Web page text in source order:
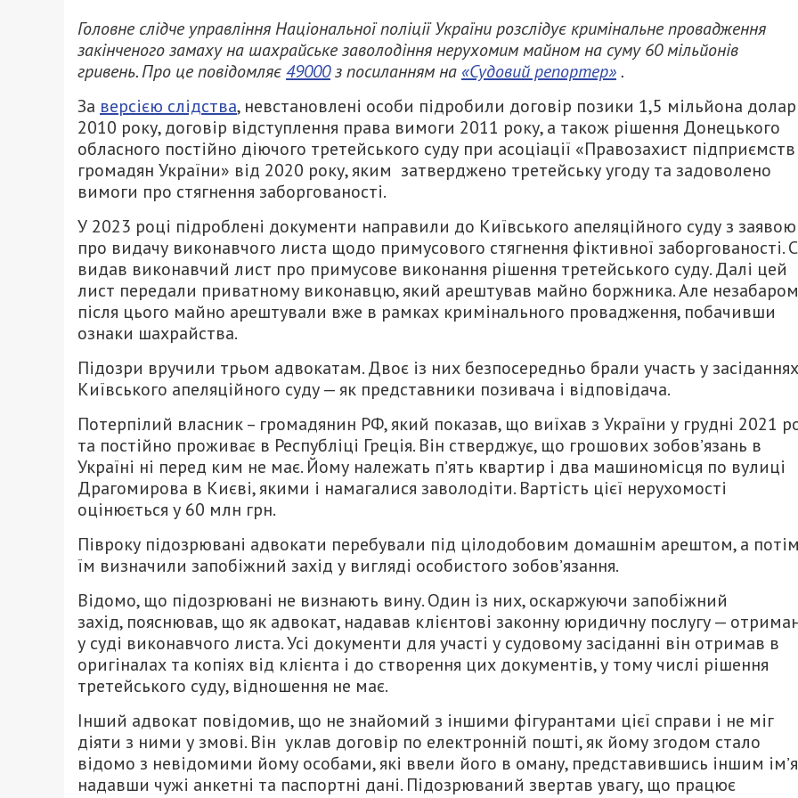
Головне слідче управління Національної поліції України розслідує кримінальне провадження
закінченого замаху на шахрайське заволодіння нерухомим майном на суму 60 мільйонів
гривень. Про це повідомляє49000з посиланням на «Судовий репортер».
За версією слідства, невстановлені особи підробили договір позики 1,5 мільйона
2010 року, договір відступлення права вимоги 2011 року, а також рішення Донецького
обласного постійно діючого третейського суду при асоціації «Правозахист
громадян України» від 2020 року, яким затверджено третейську угоду та задоволено
вимоги про стягнення заборгованості.
У 2023 році підроблені документи направили до Київського апеляційного суду з заявою
про видачу виконавчого листа щодо примусового стягнення фіктивної заборгованості.
видав виконавчий лист про примусове виконання рішення третейського суду. Далі цей
лист передали приватному виконавцю, який арештував майно боржника. Але незабаром
після цього майно арештували вже в рамках кримінального провадження, побачивши
ознаки шахрайства.
Підозри вручили трьом адвокатам. Двоє із них безпосередньо брали участь у засіданнях
Київського апеляційного суду — як представники позивача і відповідача.
Потерпілий власник – громадянин РФ, який показав, що виїхав з України у грудні 2021
та постійно проживає в Республіці Греція. Він стверджує, що грошових зобовʼязань в
Україні ні перед ким не має. Йому належать пʼять квартир і два машиномісця по вулиці
Драгомирова в Києві, якими і намагалися заволодіти. Вартість цієї нерухомості
оцінюється у 60 млн грн.
Півроку підозрювані адвокати перебували під цілодобовим домашнім арештом, а потім
їм визначили запобіжний захід у вигляді особистого зобовʼязання.
Відомо, що підозрювані не визнають вину. Один із них, оскаржуючи запобіжний
захід, пояснював, що як адвокат, надавав клієнтові законну юридичну послугу —
у суді виконавчого листа. Усі документи для участі у судовому засіданні він отримав в
оригіналах та копіях від клієнта і до створення цих документів, у тому числі рішення
третейського суду, відношення не має.
Інший адвокат повідомив, що не знайомий з іншими фігурантами цієї справи і не міг
діяти з ними у змові. Він уклав договір по електронній пошті, як йому згодом стало
відомо з невідомими йому особами, які ввели його в оману, представившись іншим
надавши чужі анкетні та паспортні дані. Підозрюваний звертав увагу, що працює